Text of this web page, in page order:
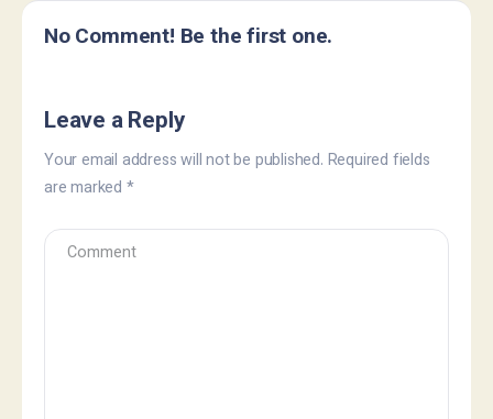
No Comment! Be the first one.
Leave a Reply
Your email address will not be published. Required fields
are marked *